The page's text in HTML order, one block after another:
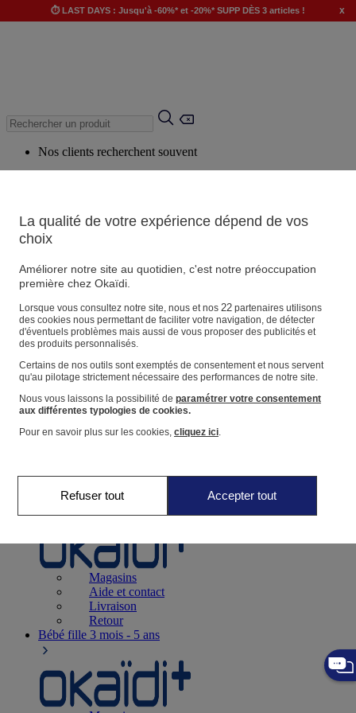
⏱️ LAST DAYS : Jusqu'à -60%* et -20%* SUPP DÈS 3 articles ! x
Nos clients recherchent souvent
Produits suggérés
Voir tous les produits
Magasin
Vos informations personnelles
Suivre une commande
Panier
Favoris
Naissance0-12 mois
Magasins
Aide et contact
Livraison
Retour
Bébé fille 3 mois - 5 ans
La qualité de votre expérience dépend de vos
choix
Améliorer notre site au quotidien, c'est notre préoccupation
première chez Okaïdi.
Lorsque vous consultez notre site, nous et nos 22partenaires utilisons
des cookies nous permettant de faciliter votre navigation, de détecter
d'éventuels problèmes mais aussi de vous proposer des publicités et
des produits personnalisés.
Certains de nos outils sont exemptés de consentement et nous servent
qu'au pilotage strictement nécessaire des performances de notre site.
Nous vous laissons la possibilité de paramétrer votre consentement
aux différentes typologies de cookies.
Pour en savoir plus sur les cookies, cliquez ici.
Refuser tout Accepter tout